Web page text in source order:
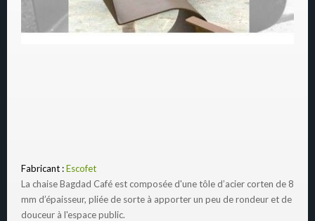
Fabricant :Escofet
La chaise Bagdad Café est composée d'une tôle d’acier corten de 8
mm d’épaisseur, pliée de sorte à apporter un peu de rondeur et de
douceur à l'espace public.